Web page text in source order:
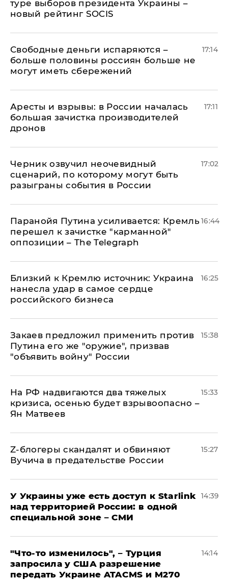
туре выборов президента Украины –
новый рейтинг SOCIS
Свободные деньги испаряются –
больше половины россиян больше не
могут иметь сбережений
17:14
Аресты и взрывы: в России началась
большая зачистка производителей
дронов
17:11
Черник озвучил неочевидный
сценарий, по которому могут быть
разыграны события в России
17:02
Паранойя Путина усиливается: Кремль
перешел к зачистке "карманной"
оппозиции – The Telegraph
16:44
Близкий к Кремлю источник: Украина
нанесла удар в самое сердце
российского бизнеса
16:25
Закаев предложил применить против
Путина его же "оружие", призвав
"объявить войну" России
15:38
На РФ надвигаются два тяжелых
кризиса, осенью будет взрывоопасно –
Ян Матвеев
15:33
Z-блогеры скандалят и обвиняют
Вучича в предательстве России
15:27
У Украины уже есть доступ к Starlink
над территорией России: в одной
специальной зоне – СМИ
14:39
​"Что-то изменилось", – Турция
запросила у США разрешение
передать Украине ATACMS и M270
14:14